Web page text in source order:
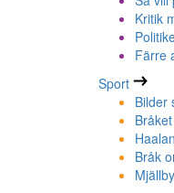
Kritik
Färre
Sport
Bilder
Bråk